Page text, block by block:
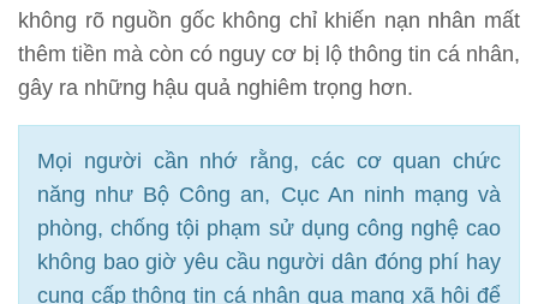
không rõ nguồn gốc không chỉ khiến nạn nhân mất
thêm tiền mà còn có nguy cơ bị lộ thông tin cá nhân,
gây ra những hậu quả nghiêm trọng hơn.
Mọi người cần nhớ rằng, các cơ quan chức
năng như Bộ Công an, Cục An ninh mạng và
phòng, chống tội phạm sử dụng công nghệ cao
không bao giờ yêu cầu người dân đóng phí hay
cung cấp thông tin cá nhân qua mạng xã hội để